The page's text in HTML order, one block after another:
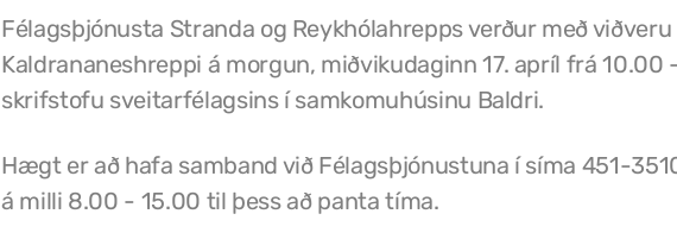
Félagsþjónusta Stranda og Reykhólahrepps verður með viðveru
Kaldrananeshreppi á morgun, miðvikudaginn 17. apríl frá 10.00
skrifstofu sveitarfélagsins í samkomuhúsinu Baldri.
Hægt er að hafa samband við Félagsþjónustuna í síma 451-
á milli 8.00 - 15.00 til þess að panta tíma.